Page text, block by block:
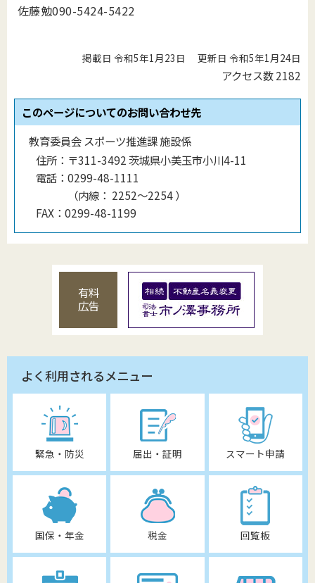
佐藤勉090-5424-5422
掲載日 令和5年1月23日 更新日 令和5年1月24日
アクセス数2182
このページについてのお問い合わせ先
教育委員会 スポーツ推進課 施設係
住所： 〒311-3492 茨城県小美玉市小川4-11
電話： 0299-48-1111
（内線 ： 2252～2254）
FAX： 0299-48-1199
有料
広告
よく利用されるメニュー
緊急・防災 届出・証明 スマート申請
国保・年金 税金 回覧板